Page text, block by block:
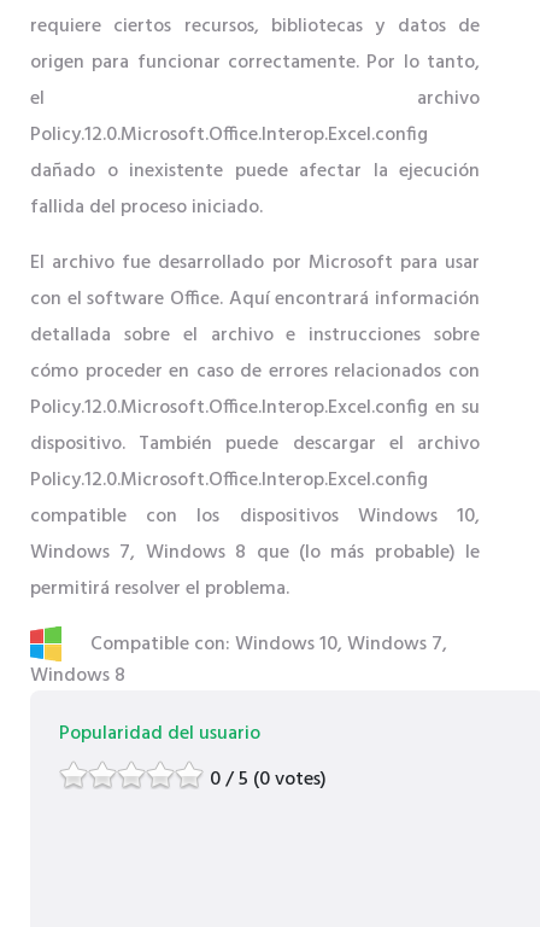
requiere ciertos recursos, bibliotecas y datos de
origen para funcionar correctamente. Por lo tanto,
el archivo
Policy.12.0.Microsoft.Office.Interop.Excel.config
dañado o inexistente puede afectar la ejecución
fallida del proceso iniciado.
El archivo fue desarrollado por Microsoft para usar
con el software Office. Aquí encontrará información
detallada sobre el archivo e instrucciones sobre
cómo proceder en caso de errores relacionados con
Policy.12.0.Microsoft.Office.Interop.Excel.config en su
dispositivo. También puede descargar el archivo
Policy.12.0.Microsoft.Office.Interop.Excel.config
compatible con los dispositivos Windows 10,
Windows 7, Windows 8 que (lo más probable) le
permitirá resolver el problema.
Compatible con: Windows 10, Windows 7,
Windows 8
Popularidad del usuario
0 / 5 (0 votes)